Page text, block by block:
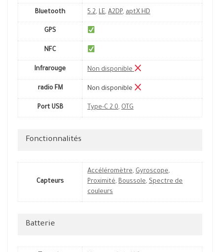
Bluetooth 5.2, LE, A2DP, aptX HD
GPS
NFC
Infrarouge Non disponible
radio FM Non disponible
Port USB Type-C 2.0, OTG
Fonctionnalités
Capteurs
Accéléromètre, Gyroscope,
Proximité, Boussole, Spectre de
couleurs
Batterie